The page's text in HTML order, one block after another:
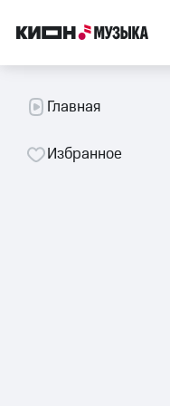
Главная
Избранное